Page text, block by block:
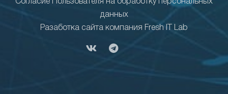
Согласие Пользователя на обработку персональных
данных
Разаботка сайта компания Fresh IT Lab